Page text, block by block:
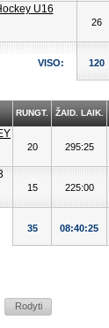
26
VISO: 120
RUNGT. ŽAID. LAIK.
20 295:25
15 225:00
35 08:40:25